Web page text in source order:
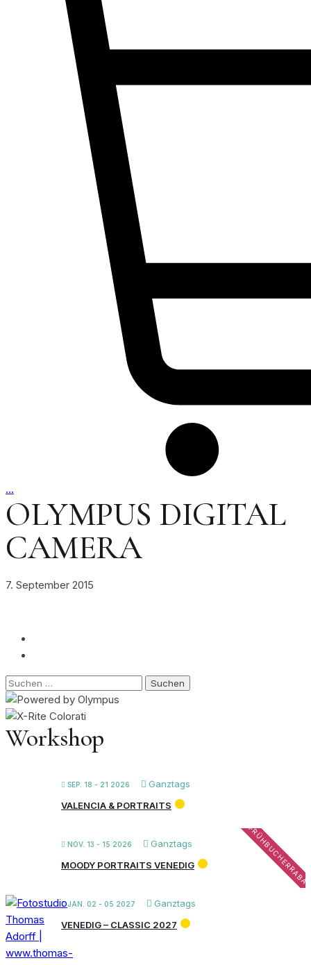
…
OLYMPUS DIGITAL
CAMERA
7. September 2015
Suchen
nach:
Workshop
SEP. 18 - 21 2026
Ganztags
VALENCIA & PORTRAITS
NOV. 13 - 15 2026 Ganztags
MOODY PORTRAITS VENEDIG
JAN. 02 - 05 2027
Ganztags
VENEDIG – CLASSIC 2027